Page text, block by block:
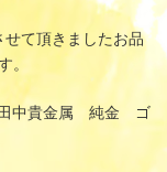
て頂きましたお品
。
中貴金属 純金 ゴ